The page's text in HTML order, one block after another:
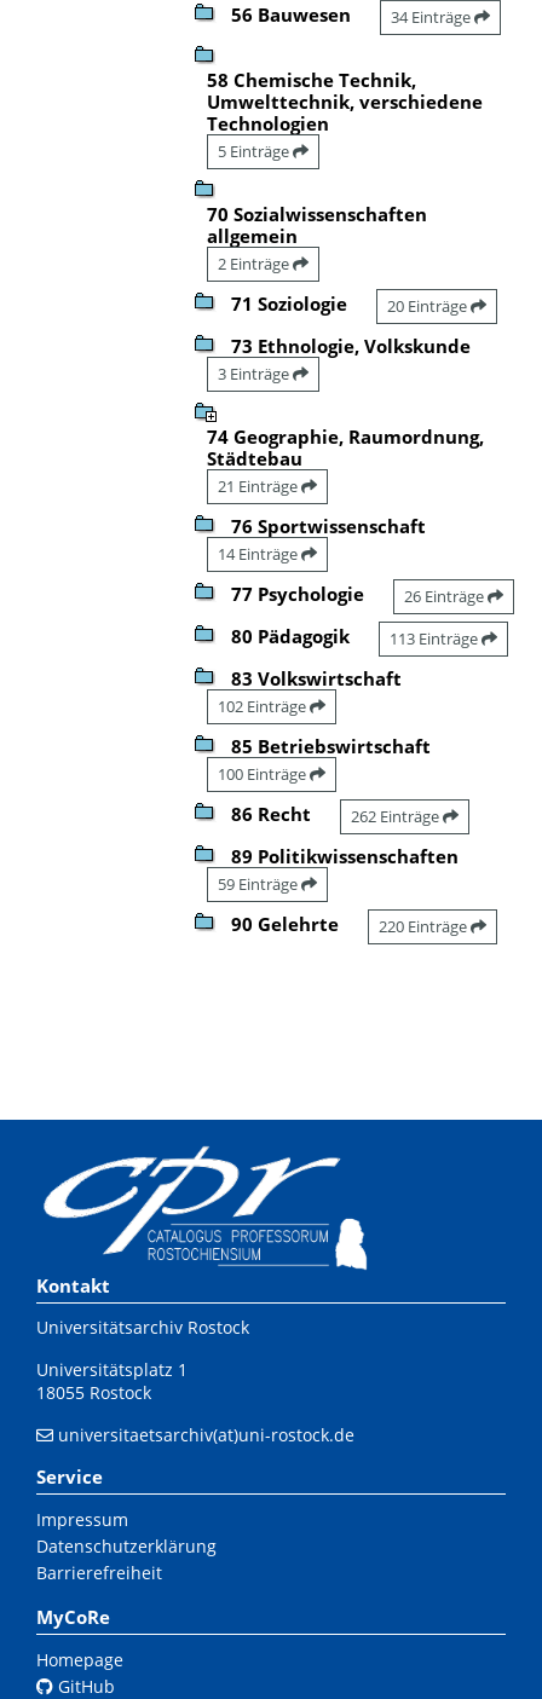
56 Bauwesen 34 Einträge
58 Chemische Technik,
Umwelttechnik, verschiedene
Technologien
5 Einträge
70 Sozialwissenschaften
allgemein
2 Einträge
71 Soziologie 20 Einträge
73 Ethnologie, Volkskunde
3 Einträge
74 Geographie, Raumordnung,
Städtebau
21 Einträge
76 Sportwissenschaft
14 Einträge
77 Psychologie 26 Einträge
80 Pädagogik 113 Einträge
83 Volkswirtschaft
102 Einträge
85 Betriebswirtschaft
100 Einträge
86 Recht 262 Einträge
89 Politikwissenschaften
59 Einträge
90 Gelehrte 220 Einträge
Kontakt
Universitätsarchiv Rostock
Universitätsplatz 1
18055 Rostock
universitaetsarchiv(at)uni-rostock.de
Service
Impressum
Datenschutzerklärung
Barrierefreiheit
MyCoRe
Homepage
GitHub